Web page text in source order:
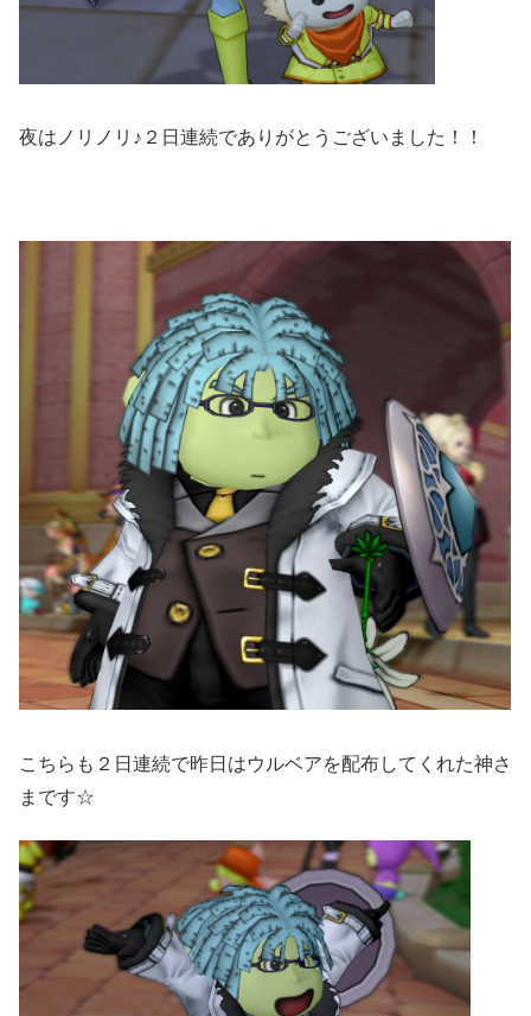
夜はノリノリ♪２日連続でありがとうございました！！
こちらも２日連続で昨日はウルベアを配布してくれた神さ
まです☆